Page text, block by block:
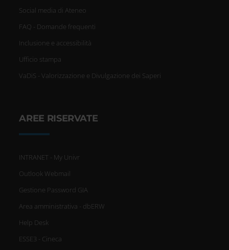
Social media di Ateneo
FAQ - Domande frequenti
Inclusione e accessibilità
Ufficio stampa
VaDiS - Valorizzazione e Divulgazione dei Saperi
AREE RISERVATE
INTRANET - My Univr
Outlook Webmail
Gestione Password GIA
Area amministrativa - dbERW
Help Desk
ESSE3 - Cineca